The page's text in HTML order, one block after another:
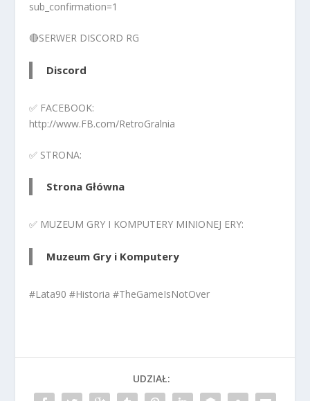
sub_confirmation=1
🔴SERWER DISCORD RG
Discord
✅ FACEBOOK:
http://www.FB.com/RetroGralnia
✅ STRONA:
Strona Główna
✅ MUZEUM GRY I KOMPUTERY MINIONEJ ERY:
Muzeum Gry i Komputery
#Lata90 #Historia #TheGameIsNotOver
UDZIAŁ: